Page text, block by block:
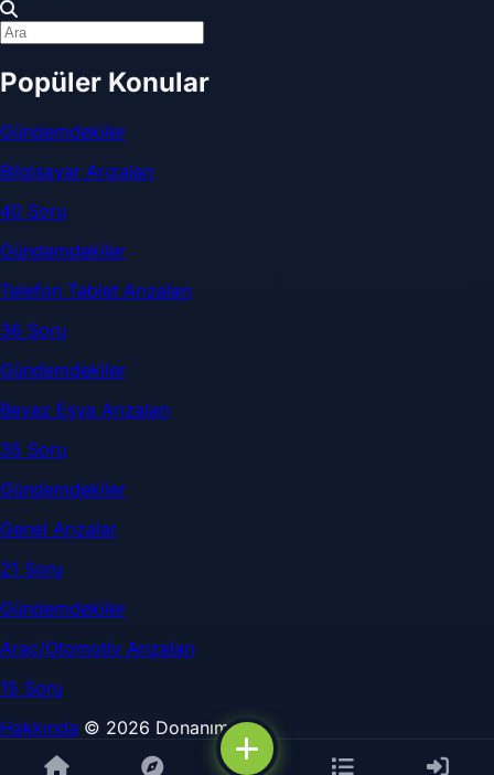
Popüler Konular
Gündemdekiler
Bilgisayar Arızaları
40 Soru
Gündemdekiler
Telefon Tablet Arızaları
36 Soru
Gündemdekiler
Beyaz Eşya Arızaları
35 Soru
Gündemdekiler
Genel Arızalar
21 Soru
Gündemdekiler
Araç/Otomotiv Arızaları
15 Soru
Hakkında © 2026 DonanımSor